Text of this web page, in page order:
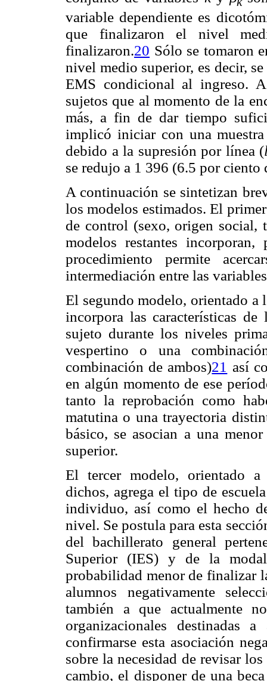
variable dependiente es
que finalizaron el nivel
finalizaron.20 Sólo se tomaron
nivel medio superior, es decir,
EMS condicional al ingreso.
sujetos que al momento de la
más, a fin de dar tiempo
implicó iniciar con una
debido a la supresión por línea (
se redujo a 1 396 (6.5 por
A continuación se sintetizan
los modelos estimados. El
de control (sexo, origen social,
modelos restantes incorporan,
procedimiento permite
intermediación entre las
El segundo modelo, orientado a
incorpora las características
sujeto durante los niveles
vespertino o una
combinación de ambos)21 así
en algún momento de ese
tanto la reprobación como
matutina o una trayectoria
básico, se asocian a una
superior.
El tercer modelo, orientado a
dichos, agrega el tipo de
individuo, así como el hecho
nivel. Se postula para esta
del bachillerato general
Superior (IES) y de la
probabilidad menor de finalizar
alumnos negativamente
también a que actualmente
organizacionales destinadas
confirmarse esta asociación
sobre la necesidad de revisar
cambio, el disponer de una